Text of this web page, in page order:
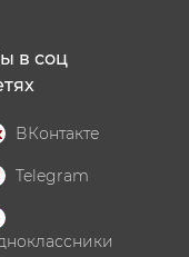
в соц
ВКонтакте
Telegram